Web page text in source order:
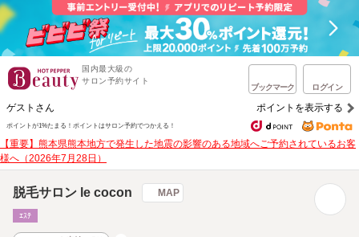
国内最大級の
サロン予約サイト
ブックマーク ログイン
ゲストさん ポイントを表示する
ポイントが1%たまる！ ポイントはサロン予約でつかえる！
【重要】熊本県熊本地方で発生した地震の影響のある地域へご予約されているお客
様へ（2026年7月28日）
脱毛サロン le cocon MAP
ｴｽﾃ